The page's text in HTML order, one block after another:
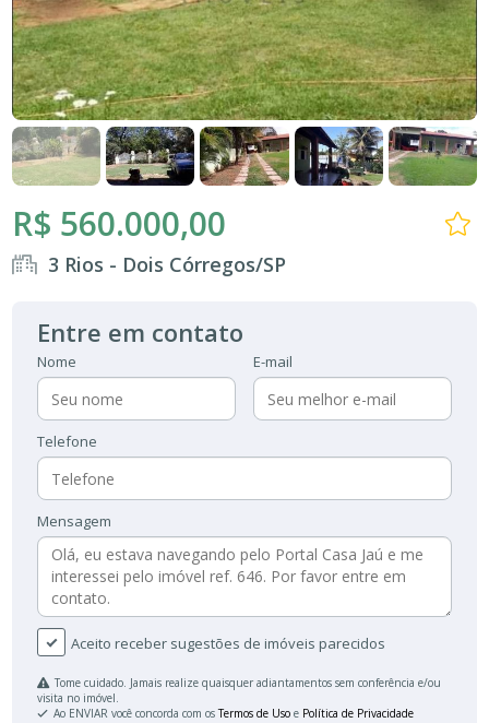
R$ 560.000,00
3 Rios - Dois Córregos/SP
Entre em contato
Nome E-mail
Telefone
Mensagem
Aceito receber sugestões de imóveis parecidos
Tome cuidado. Jamais realize quaisquer adiantamentos sem conferência e/ou
visita no imóvel.
Ao ENVIAR você concorda com osTermos de Uso e Política de Privacidade